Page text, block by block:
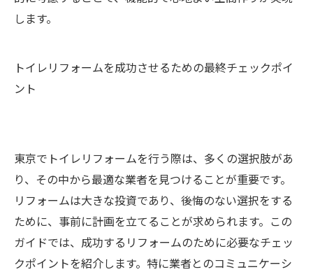
します。
トイレリフォームを成功させるための最終チェックポイ
ント
東京でトイレリフォームを行う際は、多くの選択肢があ
り、その中から最適な業者を見つけることが重要です。
リフォームは大きな投資であり、後悔のない選択をする
ために、事前に計画を立てることが求められます。この
ガイドでは、成功するリフォームのために必要なチェッ
クポイントを紹介します。特に業者とのコミュニケーシ